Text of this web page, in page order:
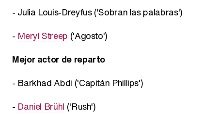
- Julia Louis-Dreyfus ('Sobran las palabras')
- Meryl Streep ('Agosto')
Mejor actor de reparto
- Barkhad Abdi ('Capitán Phillips')
- Daniel Brühl ('Rush')